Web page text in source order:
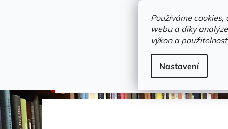
Používáme
webu a díky
výkon a
Nastavení
Novinky Trvalky a
MARVEL STUDIOS: ENCYKLOPEDIE POSTAV